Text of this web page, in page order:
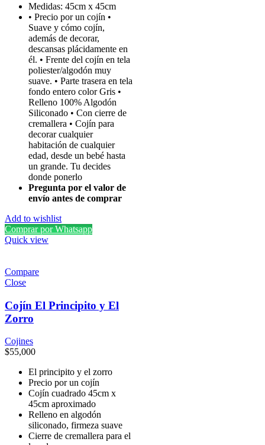
Medidas: 45cm x 45cm
• Precio por un cojín •
Suave y cómo cojín,
además de decorar,
descansas plácidamente en
él. • Frente del cojín en tela
poliester/algodón muy
suave. • Parte trasera en tela
fondo entero color Gris •
Relleno 100% Algodón
Siliconado • Con cierre de
cremallera • Cojín para
decorar cualquier
habitación de cualquier
edad, desde un bebé hasta
un grande. Tu decides
donde ponerlo
Pregunta por el valor de
envío antes de comprar
Add to wishlist
Comprar por Whatsapp
Quick view
Compare
Close
Cojín El Principito y El
Zorro
Cojines
$55,000
El principito y el zorro
Precio por un cojín
Cojín cuadrado 45cm x
45cm aproximado
Relleno en algodón
siliconado, firmeza suave
Cierre de cremallera para el